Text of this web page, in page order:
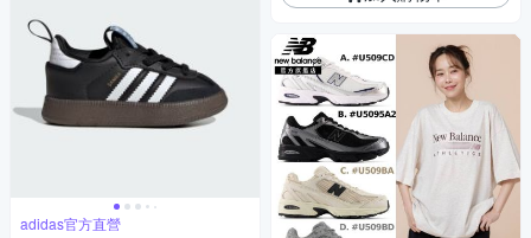
adidas官方直營